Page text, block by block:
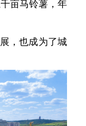
亩马铃薯，年
，也成为了城